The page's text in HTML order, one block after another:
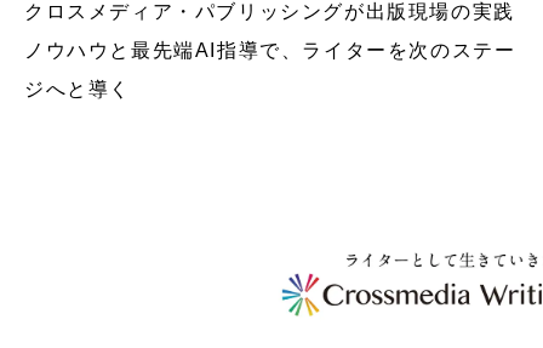
クロスメディア・パブリッシングが出版現場の実践
ノウハウと最先端AI指導で、ライターを次のステー
ジへと導く